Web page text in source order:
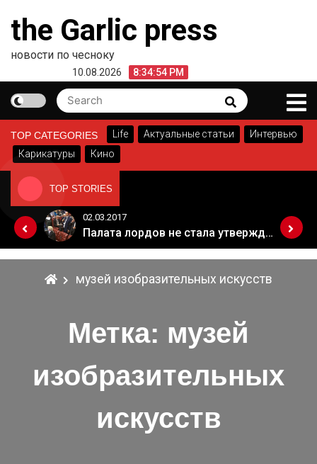
content
the Garlic press
новости по чесноку
10.08.2026 8:34:54 PM
Search
for:
Search
TOP CATEGORIES Life Актуальные статьи
Интервью
Карикатуры
Кино
TOP STORIES
Когда Россия разрешит полеты в Грузию. Позиция Кремля
02.03.2017
Палата лордов не стала утверждать законопроект о "брексите"
музей изобразительных искусств
Метка: музей
изобразительных
искусств